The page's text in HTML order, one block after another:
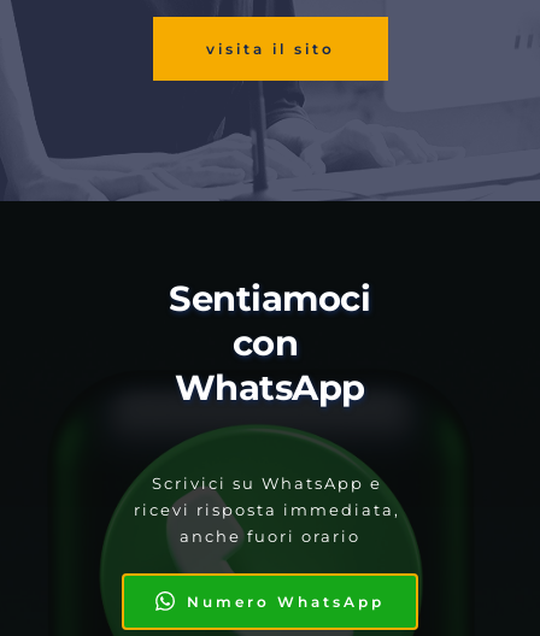
visita il sito
Sentiamoci
con
WhatsApp
Scrivici su WhatsApp e
ricevi risposta immediata,
anche fuori orario
Numero WhatsApp